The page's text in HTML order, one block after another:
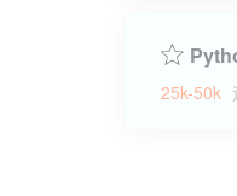
25k-50k